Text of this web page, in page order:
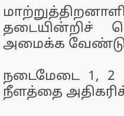
தடையின்றிச்
அமைக்க
நடைமேடை 1,
நீளத்தை